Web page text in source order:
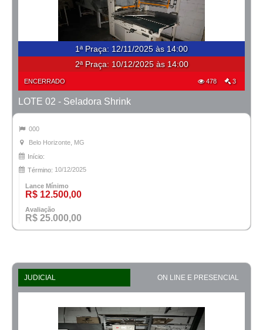
1ª Praça: 12/11/2025 às 14:00
2ª Praça: 10/12/2025 às 14:00
ENCERRADO 478 3
LOTE 02 - Seladora Shrink
000
Belo Horizonte, MG
Início:
Término: 10/12/2025
Lance Mínimo
R$ 12.500,00
Avaliação
R$ 25.000,00
JUDICIAL ON LINE E PRESENCIAL